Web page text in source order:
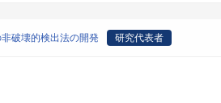
破壊的検出法の開発 研究代表者